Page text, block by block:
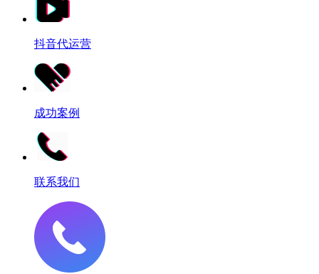
抖音代运营
成功案例
联系我们